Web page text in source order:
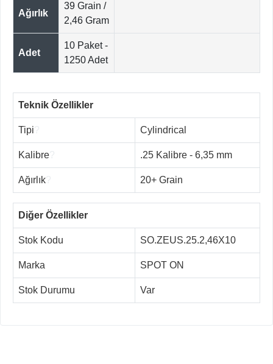
Ağırlık
39 Grain /
2,46 Gram
Adet
10 Paket -
1250 Adet
Teknik Özellikler
Tipi Cylindrical
Kalibre .25 Kalibre - 6,35 mm
Ağırlık 20+ Grain
Diğer Özellikler
Stok Kodu SO.ZEUS.25.2,46X10
Marka SPOT ON
Stok Durumu Var